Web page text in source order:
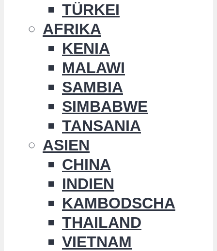
TÜRKEI
AFRIKA
KENIA
MALAWI
SAMBIA
SIMBABWE
TANSANIA
ASIEN
CHINA
INDIEN
KAMBODSCHA
THAILAND
VIETNAM